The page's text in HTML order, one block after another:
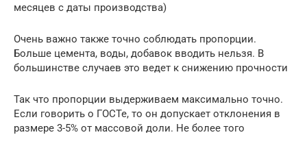
месяцев с даты производства)
Очень важно также точно соблюдать пропорции.
Больше цемента, воды, добавок вводить нельзя. В
большинстве случаев это ведет к снижению прочности
Так что пропорции выдерживаем максимально точно.
Если говорить о ГОСТе, то он допускает отклонения в
размере 3-5% от массовой доли. Не более того